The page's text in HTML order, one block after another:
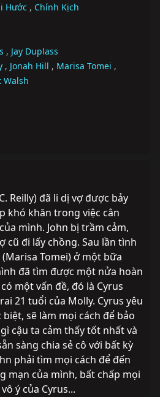
Hước , Chính Kịch
, Jay Duplass
, Jonah Hill , Marisa Tomei ,
Walsh
Reilly) đã li dị vợ được bảy
khó khăn trong việc cân
mình. John bị trầm cảm,
cũ đi lấy chồng. Sau lần tình
Tomei) ở một bữa
đã tìm được một nửa hoàn
một vấn đề, đó là Cyrus
21 tuổi của Molly. Cyrus yêu
sẽ làm mọi cách để bảo
cậu ta cảm thấy tốt nhất và
sàng chia sẻ cô với bất kỳ
phải tìm mọi cách để đến
mạn của mình, bất chấp mọi
ý của Cyrus...